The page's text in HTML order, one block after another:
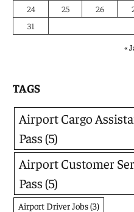
24 25 26
31
«
TAGS
Airport Cargo
Pass(5)
Airport Customer
Pass(5)
Airport Driver Jobs(3)